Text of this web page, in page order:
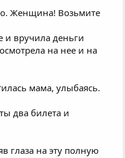
Женщина! Возьмите
и вручила деньги
на нее и на
мама, улыбаясь.
два билета и
глаза на эту полную